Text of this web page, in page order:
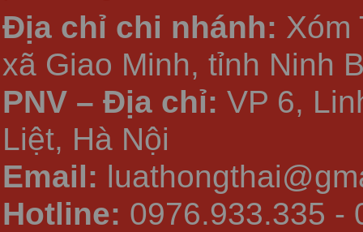
Địa chỉ chi nhánh: Xóm
xã Giao Minh, tỉnh Ninh
PNV – Địa chỉ: VP 6,
Liệt, Hà Nội
Email:
Hotline: 0976.933.335 -